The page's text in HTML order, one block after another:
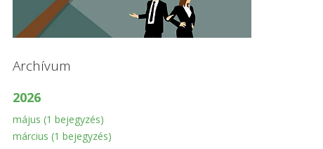
Archívum
2026
május (1 bejegyzés)
március (1 bejegyzés)